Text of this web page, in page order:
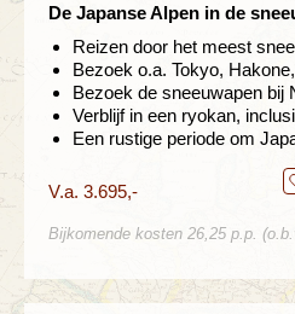
De Japanse Alpen in de
Reizen door het meest
Bezoek o.a. Tokyo,
Bezoek de sneeuwapen bij
Verblijf in een ryokan,
Een rustige periode om
V.a. 3.695,-
Bijkomende kosten 26,25 p.p.